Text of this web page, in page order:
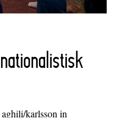
karlsson in